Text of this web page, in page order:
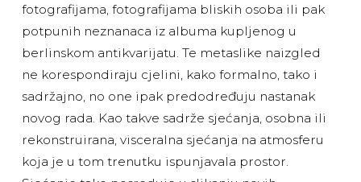
fotografijama, fotografijama bliskih osoba ili pak
potpunih neznanaca iz albuma kupljenog u
berlinskom antikvarijatu. Te metaslike naizgled
ne korespondiraju cjelini, kako formalno, tako i
sadržajno, no one ipak predodređuju nastanak
novog rada. Kao takve sadrže sjećanja, osobna ili
rekonstruirana, visceralna sjećanja na atmosferu
koja je u tom trenutku ispunjavala prostor.